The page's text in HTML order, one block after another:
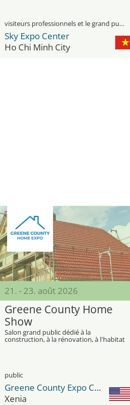
visiteurs professionnels et le grand public
Sky Expo Center
Ho Chi Minh City
21. - 23. août 2026
Greene County Home
Show
Salon grand public dédié à la
construction, à la rénovation, à l'habitat
public
Greene County Expo Center
Xenia